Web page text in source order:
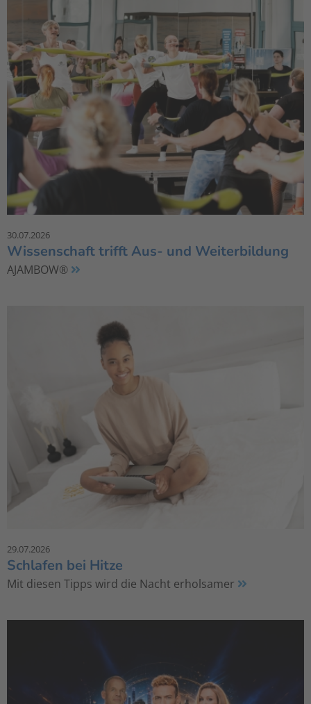
30.07.2026
Wissenschaft trifft Aus- und Weiterbildung
AJAMBOW®
29.07.2026
Schlafen bei Hitze
Mit diesen Tipps wird die Nacht erholsamer